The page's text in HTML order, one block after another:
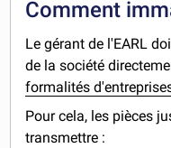
Comment
Le gérant de l'EARL
de la société
formalités
Pour cela, les pièces
transmettre :